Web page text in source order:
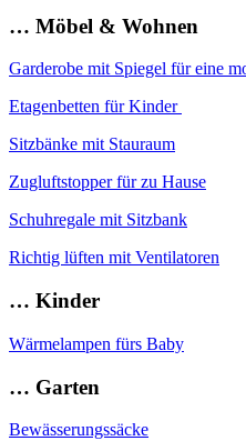
… Möbel & Wohnen
Garderobe mit Spiegel für eine
Etagenbetten für Kinder
Sitzbänke mit Stauraum
Zugluftstopper für zu Hause
Schuhregale mit Sitzbank
Richtig lüften mit Ventilatoren
… Kinder
Wärmelampen fürs Baby
… Garten
Bewässerungssäcke